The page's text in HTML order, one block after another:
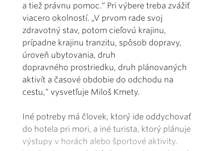
a tiež právnu pomoc.“ Pri výbere treba zvážiť
viacero okolností. „V prvom rade svoj
zdravotný stav, potom cieľovú krajinu,
prípadne krajinu tranzitu, spôsob dopravy,
úroveň ubytovania, druh
dopravného prostriedku, druh plánovaných
aktivít a časové obdobie do odchodu na
cestu,“ vysvetľuje Miloš Kmety.
Iné potreby má človek, ktorý ide oddychovať
do hotela pri mori, a iné turista, ktorý plánuje
výstupy v horách alebo športové aktivity.